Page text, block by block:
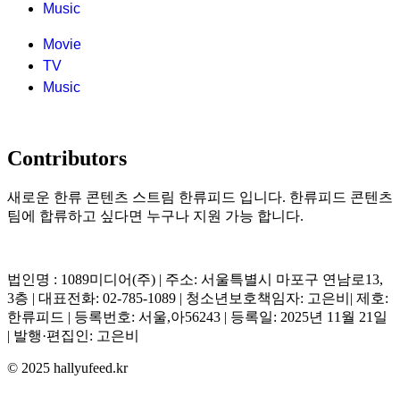
Music
Movie
TV
Music
Contributors
새로운 한류 콘텐츠 스트림 한류피드 입니다. 한류피드 콘텐츠
팀에 합류하고 싶다면 누구나 지원 가능 합니다.
법인명 : 1089미디어(주) | 주소: 서울특별시 마포구 연남로13,
3층 | 대표전화: 02-785-1089 | 청소년보호책임자: 고은비| 제호:
한류피드 | 등록번호: 서울,아56243 | 등록일: 2025년 11월 21일
| 발행·편집인: 고은비
© 2025 hallyufeed.kr